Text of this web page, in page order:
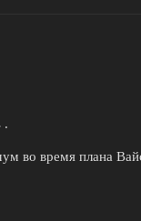
.
во время плана